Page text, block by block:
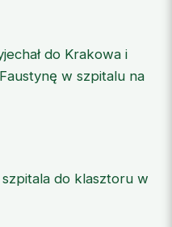
do Krakowa i
w szpitalu na
do klasztoru w